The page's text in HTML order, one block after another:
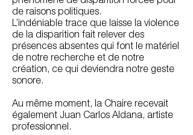
de raisons politiques.
L’indéniable trace que laisse la violence
de la disparition fait relever des
présences absentes qui font le matériel
de notre recherche et de notre
création, ce qui deviendra notre geste
sonore.
Au même moment, la Chaire recevait
également Juan Carlos Aldana, artiste
professionnel.